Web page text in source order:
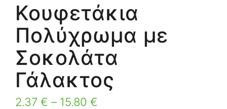
Κουφετάκια
Πολύχρωμα με
Σοκολάτα
Γάλακτος
2.37 € – 15.80 €